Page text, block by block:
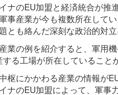
ナのEU加盟と経済統合が推
事産業が今も複数所在して
も絡んだ深刻な政治的対立
業の例を紹介すると、軍用
る工場が所在していること
枢にかかわる産業の情報が
ナのEU加盟によって、軍事